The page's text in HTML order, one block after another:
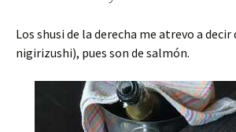
Los shusi de la derecha me atrevo a
nigirizushi), pues son de salmón.